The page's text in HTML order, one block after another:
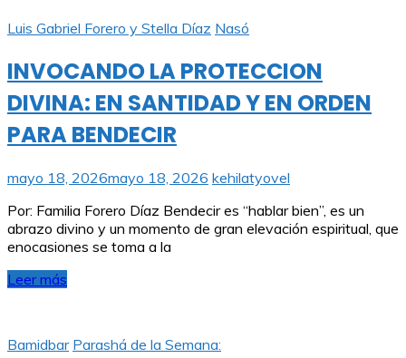
Luis Gabriel Forero y Stella Díaz Nasó
INVOCANDO LA PROTECCION
DIVINA: EN SANTIDAD Y EN ORDEN
PARA BENDECIR
mayo 18, 2026mayo 18, 2026 kehilatyovel
Por: Familia Forero Díaz Bendecir es “hablar bien”, es un
abrazo divino y un momento de gran elevación espiritual, que
enocasiones se toma a la
Leer más
Bamidbar Parashá de la Semana: